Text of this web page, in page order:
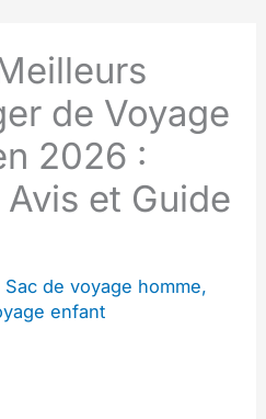
de Voyage
2026 :
et Guide
Sac de voyage homme,
enfant